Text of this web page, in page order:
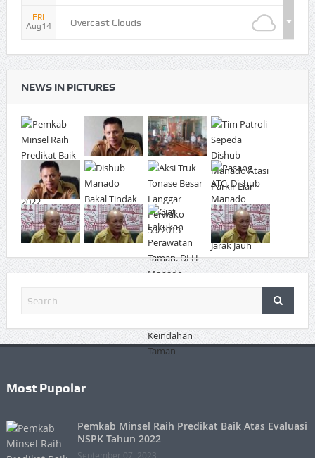
FRI
Aug14
Overcast Clouds
NEWS IN PICTURES
Most Pupolar
Pemkab Minsel Raih Predikat Baik Atas Evaluasi
NSPK Tahun 2022
September 07, 2023